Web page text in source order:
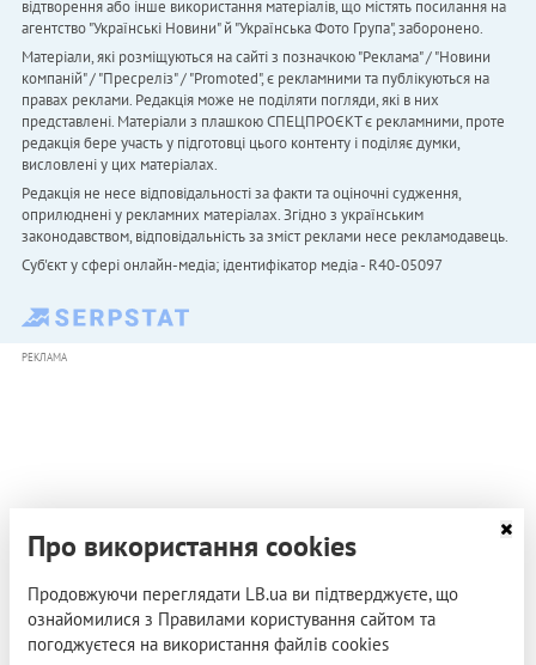
відтворення або інше використання матеріалів, що містять посилання на
агентство "Українськi Новини" й "Українська Фото Група", заборонено.
Матеріали, які розміщуються на сайті з позначкою "Реклама" / "Новини
компаній" / "Пресреліз" / "Promoted", є рекламними та публікуються на
правах реклами. Редакція може не поділяти погляди, які в них
представлені. Матеріали з плашкою СПЕЦПРОЄКТ є рекламними, проте
редакція бере участь у підготовці цього контенту і поділяє думки,
висловлені у цих матеріалах.
Редакція не несе відповідальності за факти та оціночні судження,
оприлюднені у рекламних матеріалах. Згідно з українським
законодавством, відповідальність за зміст реклами несе рекламодавець.
Cуб'єкт у сфері онлайн-медіа; ідентифікатор медіа - R40-05097
РЕКЛАМА
Про використання cookies
Продовжуючи переглядати LB.ua ви підтверджуєте, що
ознайомилися з Правилами користування сайтом та
погоджуєтеся на використання файлів cookies